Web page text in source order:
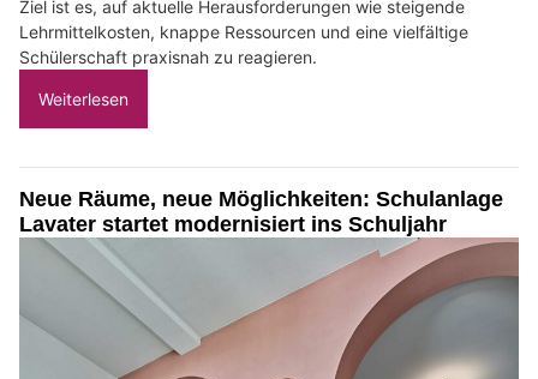
Ziel ist es, auf aktuelle Herausforderungen wie steigende
Lehrmittelkosten, knappe Ressourcen und eine vielfältige
Schülerschaft praxisnah zu reagieren.
Weiterlesen
Neue Räume, neue Möglichkeiten: Schulanlage
Lavater startet modernisiert ins Schuljahr